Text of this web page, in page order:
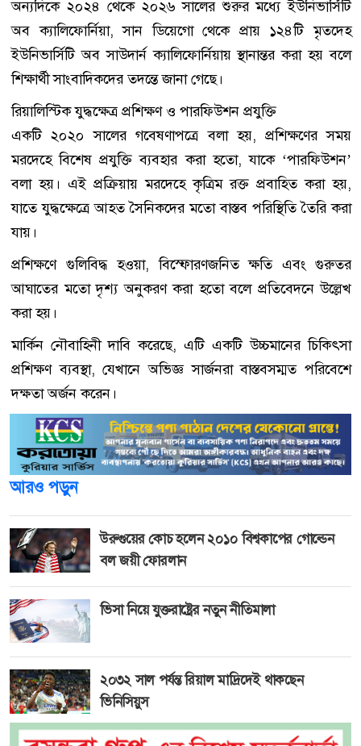
অন্যদিকে ২০২৪ থেকে ২০২৬ সালের শুরুর মধ্যে ইউনিভার্সিটি
অব ক্যালিফোর্নিয়া, সান ডিয়েগো থেকে প্রায় ১২৪টি মৃতদেহ
ইউনিভার্সিটি অব সাউদার্ন ক্যালিফোর্নিয়ায় স্থানান্তর করা হয় বলে
শিক্ষার্থী সাংবাদিকদের তদন্তে জানা গেছে।
রিয়ালিস্টিক যুদ্ধক্ষেত্র প্রশিক্ষণ ও পারফিউশন প্রযুক্তি
একটি ২০২০ সালের গবেষণাপত্রে বলা হয়, প্রশিক্ষণের সময়
মরদেহে বিশেষ প্রযুক্তি ব্যবহার করা হতো, যাকে ‘পারফিউশন’
বলা হয়। এই প্রক্রিয়ায় মরদেহে কৃত্রিম রক্ত প্রবাহিত করা হয়,
যাতে যুদ্ধক্ষেত্রে আহত সৈনিকদের মতো বাস্তব পরিস্থিতি তৈরি করা
যায়।
প্রশিক্ষণে গুলিবিদ্ধ হওয়া, বিস্ফোরণজনিত ক্ষতি এবং গুরুতর
আঘাতের মতো দৃশ্য অনুকরণ করা হতো বলে প্রতিবেদনে উল্লেখ
করা হয়।
মার্কিন নৌবাহিনী দাবি করেছে, এটি একটি উচ্চমানের চিকিৎসা
প্রশিক্ষণ ব্যবস্থা, যেখানে অভিজ্ঞ সার্জনরা বাস্তবসম্মত পরিবেশে
দক্ষতা অর্জন করেন।
আরও পড়ুন
উরুগুয়ের কোচ হলেন ২০১০ বিশ্বকাপের গোল্ডেন
বল জয়ী ফোরলান
ভিসা নিয়ে যুক্তরাষ্ট্রের নতুন নীতিমালা
২০৩২ সাল পর্যন্ত রিয়াল মাদ্রিদেই থাকছেন
ভিনিসিয়ুস